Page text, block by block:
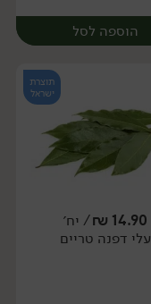
הוספה לסל
יח׳
תוצרת
ישראל
14.90
₪/ יח׳
עלי דפנה טריים